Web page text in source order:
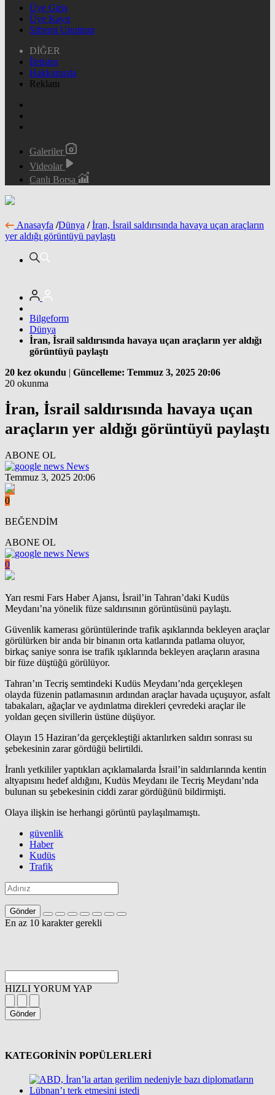
Üye Giriş
Üye Kayıt
Şifremi Unuttum
DİĞER
İletişim
Hakkımızda
Reklam
Galeriler
Videolar
Canlı Borsa
Anasayfa /Dünya / İran, İsrail saldırısında havaya uçan araçların
yer aldığı görüntüyü paylaştı
Bilgeform
Dünya
İran, İsrail saldırısında havaya uçan araçların yer aldığı
görüntüyü paylaştı
20 kez okundu | Güncelleme: Temmuz 3, 2025 20:06
20 okunma
İran, İsrail saldırısında havaya uçan
araçların yer aldığı görüntüyü paylaştı
ABONE OL
News
Temmuz 3, 2025 20:06
0
BEĞENDİM
ABONE OL
News
0
Yarı resmi Fars Haber Ajansı, İsrail’in Tahran’daki Kudüs
Meydanı’na yönelik füze saldırısının görüntüsünü paylaştı.
Güvenlik kamerası görüntülerinde trafik aşıklarında bekleyen araçlar
görülürken bir anda bir binanın orta katlarında patlama oluyor,
birkaç saniye sonra ise trafik ışıklarında bekleyen araçların arasına
bir füze düştüğü görülüyor.
Tahran’ın Tecriş semtindeki Kudüs Meydanı’nda gerçekleşen
olayda füzenin patlamasının ardından araçlar havada uçuşuyor, asfalt
tabakaları, ağaçlar ve aydınlatma direkleri çevredeki araçlar ile
yoldan geçen sivillerin üstüne düşüyor.
Olayın 15 Haziran’da gerçekleştiği aktarılırken saldırı sonrası su
şebekesinin zarar gördüğü belirtildi.
İranlı yetkililer yaptıkları açıklamalarda İsrail’in saldırılarında kentin
altyapısını hedef aldığını, Kudüs Meydanı ile Tecriş Meydanı’nda
bulunan su şebekesinin ciddi zarar gördüğünü bildirmişti.
Olaya ilişkin ise herhangi görüntü paylaşılmamıştı.
güvenlik
Haber
Kudüs
Trafik
Gönder
En az 10 karakter gerekli
HIZLI YORUM YAP
Gönder
KATEGORİNİN POPÜLERLERİ